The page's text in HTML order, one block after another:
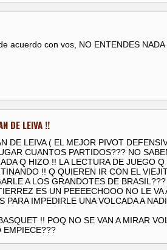
acuerdo con vos, NO ENTENDES NADA
DE LEIVA !!
DE LEIVA ( EL MEJOR PIVOT
CUANTOS PARTIDOS??? NO
Q HIZO !! LA LECTURA DE JUEGO Q
!! Q QUIEREN IR CON EL
A LOS GRANDOTES DE
ES UN PEEEECHOOO NO LE VA
PARA IMPEDIRLE UNA VOLCADA A
!! POQ NO SE VAN A MIRAR
EMPIECE???